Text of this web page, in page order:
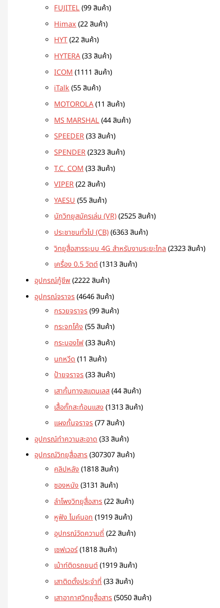
FUJITEL 99 สินค้า
Himax 22 สินค้า
HYT 22 สินค้า
HYTERA 33 สินค้า
ICOM 1111 สินค้า
iTalk 55 สินค้า
MOTOROLA 11 สินค้า
MS MARSHAL 44 สินค้า
SPEEDER 33 สินค้า
SPENDER 2323 สินค้า
T.C. COM 33 สินค้า
VIPER 22 สินค้า
YAESU 55 สินค้า
นักวิทยุสมัครเล่น (VR) 2525 สินค้า
ประชาชนทั่วไป (CB) 6363 สินค้า
วิทยุสื่อสารระบบ 4G สำหรับงานระยะไกล 2323 สินค้า
เครื่อง 0.5 วัตต์ 1313 สินค้า
อุปกรณ์กู้ชีพ 2222 สินค้า
อุปกรณ์จราจร 4646 สินค้า
กรวยจราจร 99 สินค้า
กระจกโค้ง 55 สินค้า
กระบองไฟ 33 สินค้า
นกหวีด 11 สินค้า
ป้ายจราจร 33 สินค้า
เสากั้นทางสแตนเลส 44 สินค้า
เสื้อกั๊กสะท้อนแสง 1313 สินค้า
แผงกั้นจราจร 77 สินค้า
อุปกรณ์ทำความสะอาด 33 สินค้า
อุปกรณ์วิทยุสื่อสาร 307307 สินค้า
คลิปหลัง 1818 สินค้า
ซองหนัง 3131 สินค้า
ลำโพงวิทยุสื่อสาร 22 สินค้า
หูฟัง ไมค์นอก 1919 สินค้า
อุปกรณ์วัดความถี่ 22 สินค้า
เซฟเวอร์ 1818 สินค้า
เม้าท์ติดรถยนต์ 1919 สินค้า
เสาติดตั้งประจำที่ 33 สินค้า
เสาอากาศวิทยุสื่อสาร 5050 สินค้า